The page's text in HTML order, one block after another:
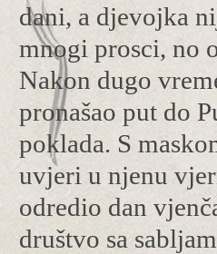
dani, a djevojka
mnogi prosci, no
Nakon dugo
pronašao put do
poklada. S
uvjeri u njenu
odredio dan
društvo sa